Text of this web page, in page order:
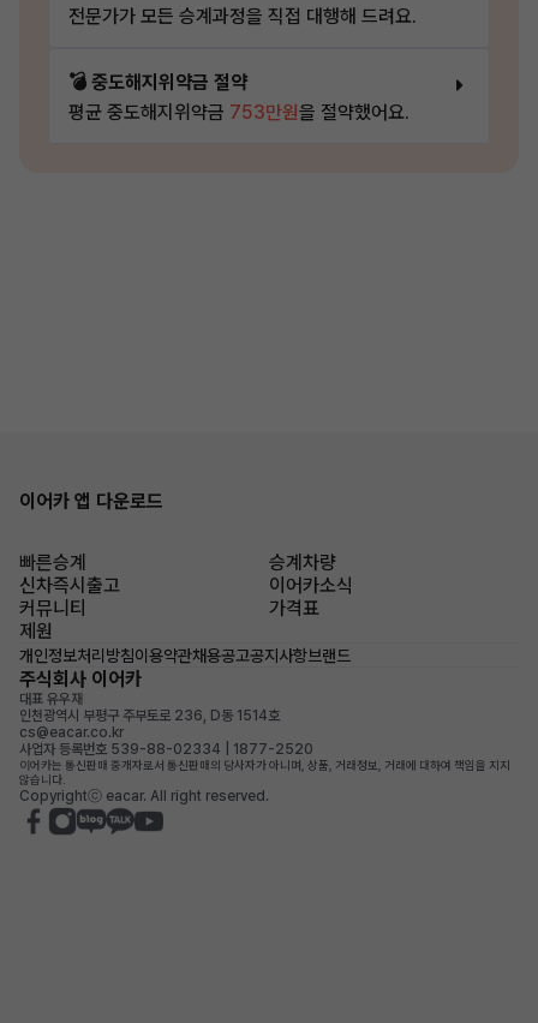
전문가가 모든 승계과정을 직접 대행해 드려요.
💣 중도해지위약금 절약
평균 중도해지위약금 753만원을 절약했어요.
이어카 앱 다운로드
빠른승계
승계차량
신차즉시출고
이어카소식
커뮤니티
가격표
제원
개인정보처리방침이용약관채용공고공지사항브랜드
주식회사 이어카
대표 유우재
인천광역시 부평구 주부토로 236, D동 1514호
cs@eacar.co.kr
사업자 등록번호 539-88-02334 | 1877-2520
이어카는 통신판매 중개자로서 통신판매의 당사자가 아니며, 상품, 거래정보, 거래에 대하여 책임을 지지
않습니다.
Copyrightⓒ eacar. All right reserved.